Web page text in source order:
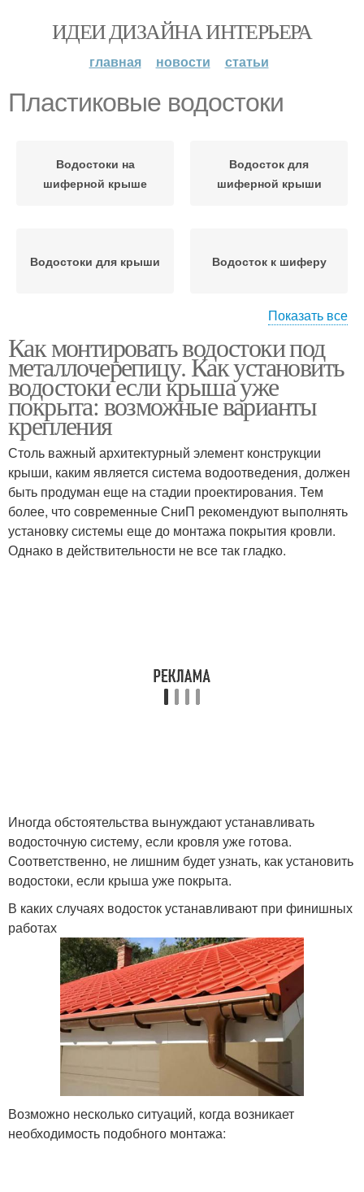
ИДЕИ ДИЗАЙНА ИНТЕРЬЕРА
главная новости статьи
Пластиковые водостоки
Водостоки на
шиферной крыше
Водосток для
шиферной крыши
Водостоки для крыши Водосток к шиферу
поливинилхлорида
Показать все
Как монтировать водостоки под
металлочерепицу. Как установить
водостоки если крыша уже
покрыта: возможные варианты
крепления
Столь важный архитектурный элемент конструкции
крыши, каким является система водоотведения, должен
быть продуман еще на стадии проектирования. Тем
более, что современные СниП рекомендуют выполнять
установку системы еще до монтажа покрытия кровли.
Однако в действительности не все так гладко.
Иногда обстоятельства вынуждают устанавливать
водосточную систему, если кровля уже готова.
Соответственно, не лишним будет узнать, как установить
водостоки, если крыша уже покрыта.
В каких случаях водосток устанавливают при финишных
работах
Возможно несколько ситуаций, когда возникает
необходимость подобного монтажа: